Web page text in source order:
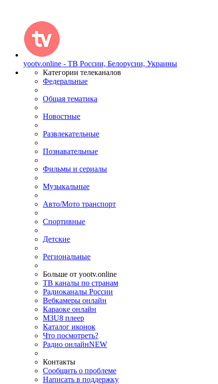
yootv.online - ТВ России, Белорусии, Украины
Категории телеканалов
Федеральные
Общая тематика
Новостные
Развлекательные
Познавательные
Фильмы и сериалы
Музыкальные
Авто/Мото транспорт
Спортивные
Детские
Региональные
Больше от yootv.online
ТВ каналы по странам
Радиоканалы России
Вебкамеры онлайн
Караоке онлайн
M3U8 плеер
Каталог иконок
Что посмотреть?
Радио онлайнNEW
Контакты
Сообщить о проблеме
Написать в поддержку